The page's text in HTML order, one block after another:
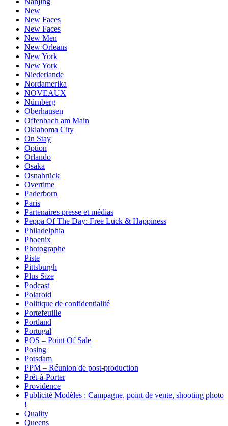
New
New Faces
New Faces
New Men
New Orleans
New York
New York
Niederlande
Nordamerika
NOVEAUX
Nürnberg
Oberhausen
Offenbach am Main
Oklahoma City
On Stay
Option
Orlando
Osaka
Osnabrück
Overtime
Paderborn
Paris
Partenaires presse et médias
Peppa Of The Day: Free Luck & Happiness
Philadelphia
Phoenix
Photographe
Piste
Pittsburgh
Plus Size
Podcast
Polaroid
Politique de confidentialité
Portefeuille
Portland
Portugal
POS – Point Of Sale
Posing
Potsdam
PPM – Réunion de post-production
Prêt-à-Porter
Providence
Publicité Modèles : Campagne, point de vente, shooting photo
!
Quality
Queens